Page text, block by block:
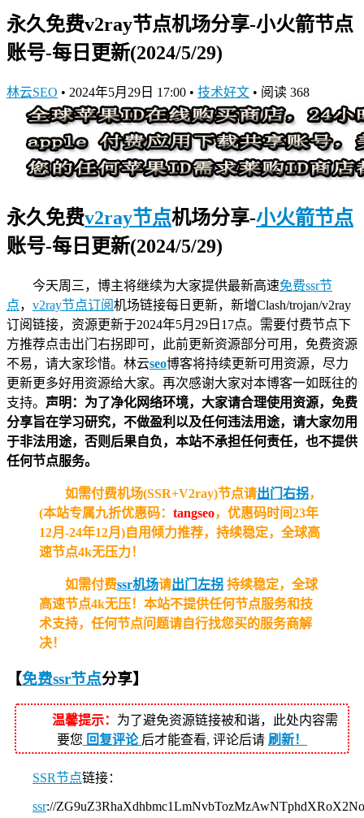
永久免费v2ray节点机场分享-小火箭节点
账号-每日更新(2024/5/29)
林云SEO • 2024年5月29日 17:00 • 技术好文 • 阅读 368
永久免费v2ray节点机场分享-小火箭节点
账号-每日更新(2024/5/29)
今天周三，博主将继续为大家提供最新高速免费ssr节
点， v2ray节点订阅机场链接每日更新，新增Clash/trojan/v2ray
订阅链接，资源更新于2024年5月29日17点。需要付费节点下
方推荐点击出门右拐即可，此前更新资源部分可用，免费资源
不易，请大家珍惜。林云seo博客将持续更新可用资源，尽力
更新更多好用资源给大家。再次感谢大家对本博客一如既往的
支持。 声明：为了净化网络环境，大家请合理使用资源，免费
分享旨在学习研究，不做盈利以及任何违法用途，请大家勿用
于非法用途，否则后果自负，本站不承担任何责任，也不提供
任何节点服务。
如需付费机场(SSR+V2ray)节点请出门右拐，
(本站专属九折优惠码： tangseo，优惠码时间23年
12月-24年12月)自用倾力推荐，持续稳定，全球高
速节点4k无压力！
如需付费ssr机场请出门左拐 持续稳定，全球
高速节点4k无压！ 本站不提供任何节点服务和技
术支持，任何节点问题请自行找您买的服务商解
决！
【免费ssr节点分享】
温馨提示： 为了避免资源链接被和谐，此处内容需
要您 回复评论 后才能查看, 评论后请 刷新！
SSR节点链接：
ssr://